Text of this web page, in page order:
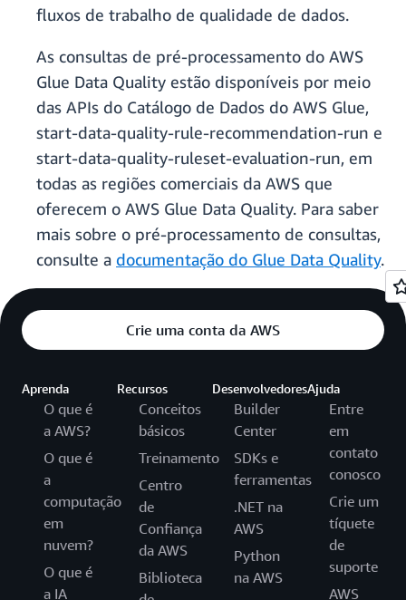
fluxos de trabalho de qualidade de dados.
As consultas de pré-processamento do AWS
Glue Data Quality estão disponíveis por meio
das APIs do Catálogo de Dados do AWS Glue,
start-data-quality-rule-recommendation-run e
start-data-quality-ruleset-evaluation-run, em
todas as regiões comerciais da AWS que
oferecem o AWS Glue Data Quality. Para saber
mais sobre o pré-processamento de consultas,
consulte a documentação do Glue Data Quality.
Crie uma conta da AWS
Aprenda
O que é
a AWS?
O que é
a
computação
em
nuvem?
O que é
a IA
Recursos
Conceitos
básicos
Treinamento
Centro
de
Confiança
da AWS
Biblioteca
Desenvolvedores
Builder
Center
SDKs e
ferramentas
.NET na
AWS
Python
na AWS
Ajuda
Entre
em
contato
conosco
Crie um
tíquete
de
suporte
AWS